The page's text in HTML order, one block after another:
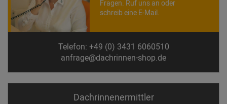
Fragen. Ruf uns an oder
schreib eine E-Mail.
Telefon: +49 (0) 3431 6060510
anfrage@dachrinnen-shop.de
Dachrinnen­ermittler